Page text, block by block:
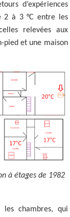
d’expériences
2 à 3 °C entre les
relevées aux
pied et une maison
à étages de 1982
les chambres, qui